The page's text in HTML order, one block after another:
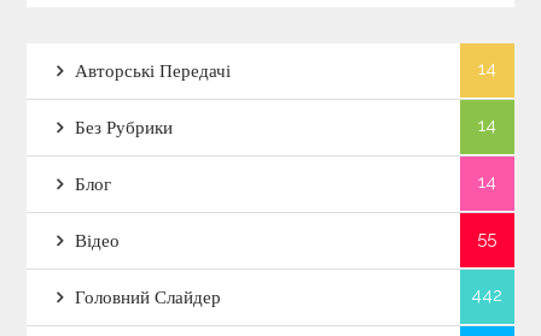
Авторські Передачі 14
Без Рубрики 14
Блог 14
Відео 55
Головний Слайдер 442